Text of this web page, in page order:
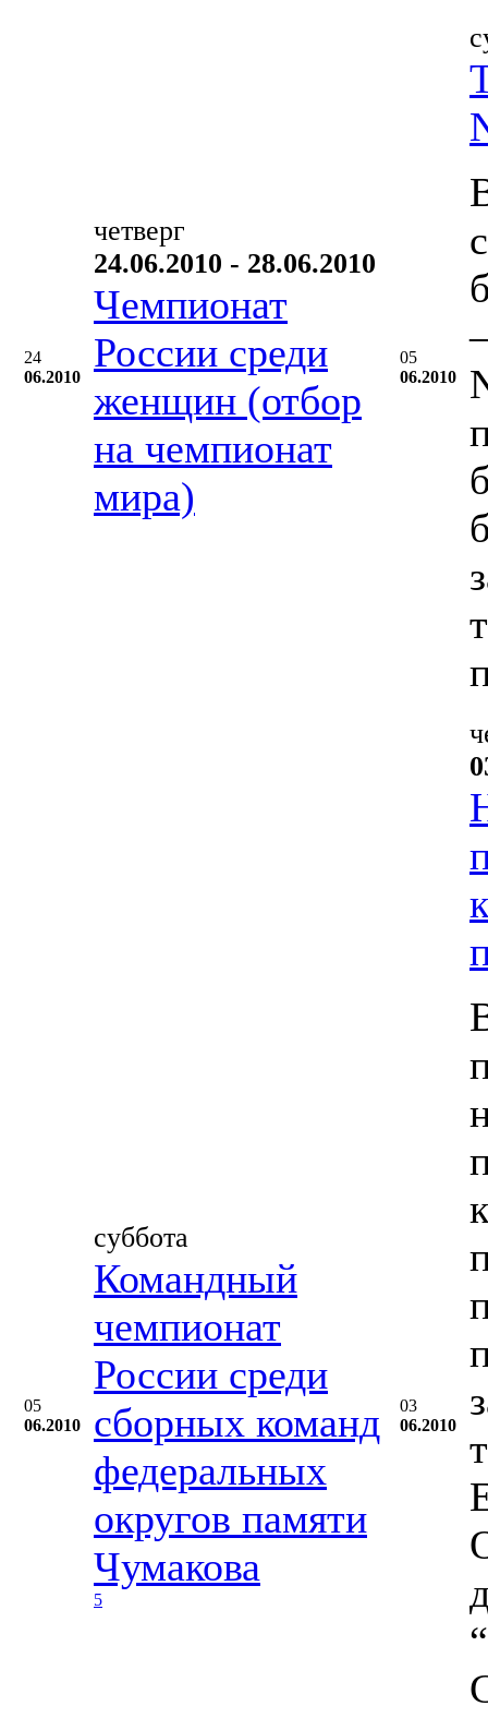
24
06.2010
четверг
24.06.2010 - 28.06.2010
Чемпионат
России среди
женщин (отбор
на чемпионат
мира)
05
06.2010
05
06.2010
суббота
Командный
чемпионат
России среди
сборных команд
федеральных
округов памяти
Чумакова
5
03
06.2010